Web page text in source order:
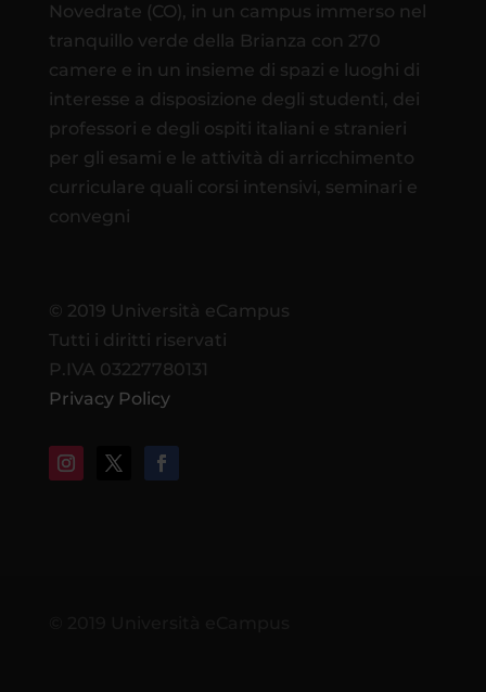
Novedrate (CO), in un campus immerso nel
tranquillo verde della Brianza con 270
camere e in un insieme di spazi e luoghi di
interesse a disposizione degli studenti, dei
professori e degli ospiti italiani e stranieri
per gli esami e le attività di arricchimento
curriculare quali corsi intensivi, seminari e
convegni
© 2019 Università eCampus
Tutti i diritti riservati
P.IVA 03227780131
Privacy Policy